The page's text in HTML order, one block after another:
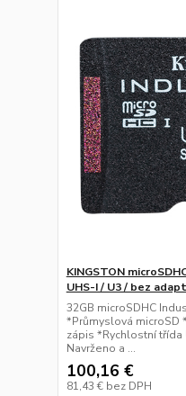
KINGSTON
UHS-I / U3 / bez
32GB microSDHC
*Průmyslová microSD
zápis *Rychlostní třída
Navrženo a ...
100,16 €
81,43 € bez DPH